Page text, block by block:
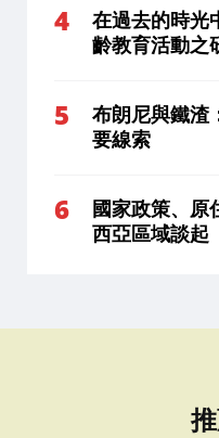
在過去的時光
齡教育活動之
布朗尼與鐵渣
要線索
國家政策、原
西亞區域談起